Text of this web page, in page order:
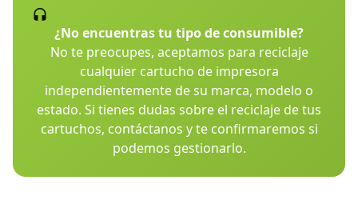
¿No encuentras tu tipo de consumible?
No te preocupes, aceptamos para reciclaje
cualquier cartucho de impresora
independientemente de su marca, modelo o
estado. Si tienes dudas sobre el reciclaje de tus
cartuchos, contáctanos y te confirmaremos si
podemos gestionarlo.